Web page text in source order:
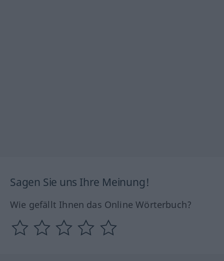
Sagen Sie uns Ihre Meinung!
Wie gefällt Ihnen das Online Wörterbuch?